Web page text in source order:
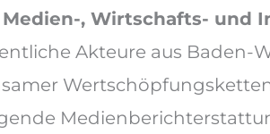
, Wirtschafts- und
Akteure aus Baden-